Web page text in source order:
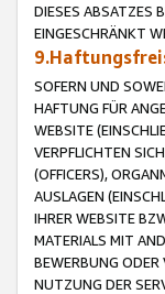
DIESES ABSATZES
EINGESCHRÄNKT
SOFERN UND
HAFTUNG FÜR
WEBSITE
VERPFLICHTEN
(OFFICERS),
AUSLAGEN
IHRER WEBSITE
MATERIALS MIT
BEWERBUNG ODER
NUTZUNG DER